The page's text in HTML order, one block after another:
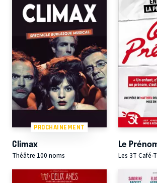
PROCHAINEMENT
Climax
Théâtre 100 noms
Le
Les 3T Café-